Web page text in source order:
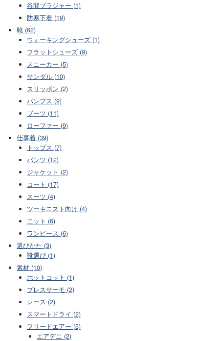
谷間ブラジャー (1)
防寒下着 (19)
靴 (62)
ウォーキングシューズ (1)
フラットシューズ (9)
スニーカー (5)
サンダル (10)
スリッポン (2)
パンプス (9)
ブーツ (11)
ローファー (9)
仕事着 (39)
トップス (7)
パンツ (12)
ジャケット (2)
コート (17)
スーツ (4)
ツーキニスト向け (4)
ニット (6)
ワンピース (6)
選びかた (3)
靴選び (1)
素材 (10)
ホットコット (1)
ブレスサーモ (2)
レース (2)
スマートドライ (2)
フリードエアー (5)
エアデニ (2)